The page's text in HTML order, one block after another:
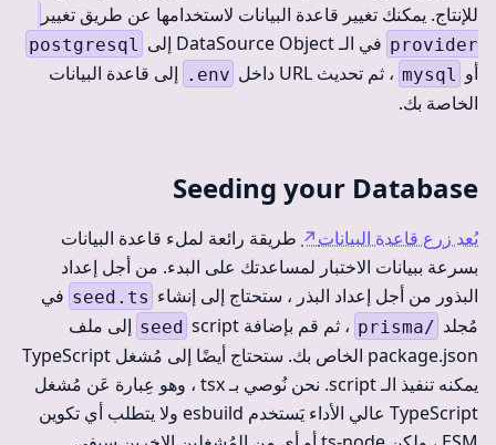
للإنتاج. يمكنك تغيير قاعدة البيانات لاستخدامها عن طريق تغيير
provider في الـ DataSource Object إلى postgresql
أو mysql ، ثم تحديث URL داخل .env إلى قاعدة البيانات
الخاصة بك.
Seeding your Database
يُعد زرع قاعدة البيانات↗ طريقة رائعة لملء قاعدة البيانات
بسرعة ببيانات الاختبار لمساعدتك على البدء. من أجل إعداد
البذور من أجل إعداد البذر ، ستحتاج إلى إنشاء seed.ts في
مُجلد prisma/ ، ثم قم بإضافة seed script إلى ملف
package.json الخاص بك. ستحتاج أيضًا إلى مُشغل TypeScript
يمكنه تنفيذ الـ script. نحن نُوصي بـ tsx ، وهو عِبارة عَن مُشغل
TypeScript عالي الأداء يَستخدم esbuild ولا يتطلب أي تكوين